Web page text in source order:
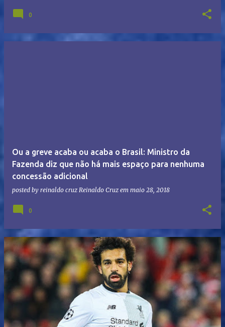
0
Ou a greve acaba ou acaba o Brasil: Ministro da
Fazenda diz que não há mais espaço para nenhuma
concessão adicional
posted by reinaldo cruz Reinaldo Cruz em maio 28, 2018
0